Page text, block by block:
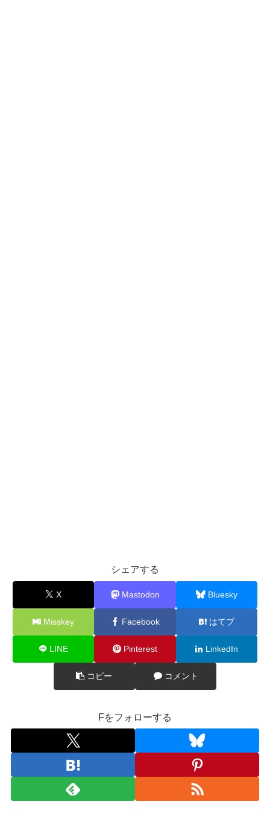
シェアする
X Mastodon Bluesky
Misskey Facebook はてブ
LINE Pinterest LinkedIn
コピー コメント
Fをフォローする